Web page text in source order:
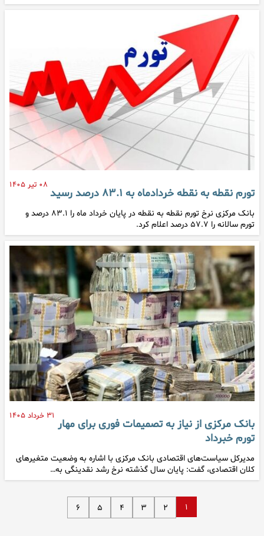
۰۸ تیر ۱۴۰۵
تورم نقطه به نقطه خردادماه به ۸۳.۱ درصد رسید
بانک مرکزی نرخ تورم نقطه به نقطه در پایان خرداد ماه را ۸۳.۱ درصد و
تورم سالانه را ۵۷.۷ درصد اعلام کرد.
۳۱ خرداد ۱۴۰۵
بانک مرکزی از نیاز به تصمیمات فوری برای مهار
تورم خبرداد
مدیرکل سیاست‌های اقتصادی بانک مرکزی با اشاره به وضعیت متغیرهای
کلان اقتصادی، گفت: پایان سال گذشته نرخ رشد نقدینگی به…
۱ ۲ ۳ ۴ ۵ ۶